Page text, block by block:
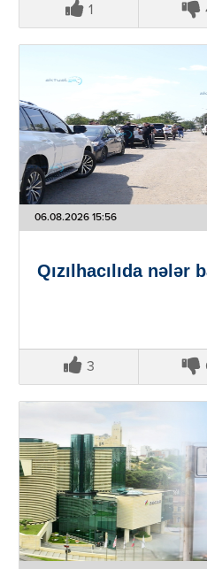
1
06.08.2026 15:56
Qızılhacılıda nələr
3